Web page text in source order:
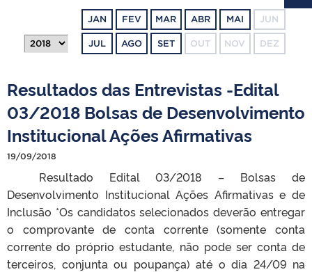
OUVIDORIA
TELEFONES
JAN FEV MAR ABR MAI JUN
JUL AGO SET OUT NOV DEZ
Resultados das Entrevistas -Edital
03/2018 Bolsas de Desenvolvimento
Institucional Ações Afirmativas
19/09/2018
Resultado Edital 03/2018 – Bolsas de
Desenvolvimento Institucional Ações Afirmativas e de
Inclusão *Os candidatos selecionados deverão entregar
o comprovante de conta corrente (somente conta
corrente do próprio estudante, não pode ser conta de
terceiros, conjunta ou poupança) até o dia 24/09 na